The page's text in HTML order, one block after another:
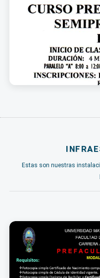
Estas son nuestras